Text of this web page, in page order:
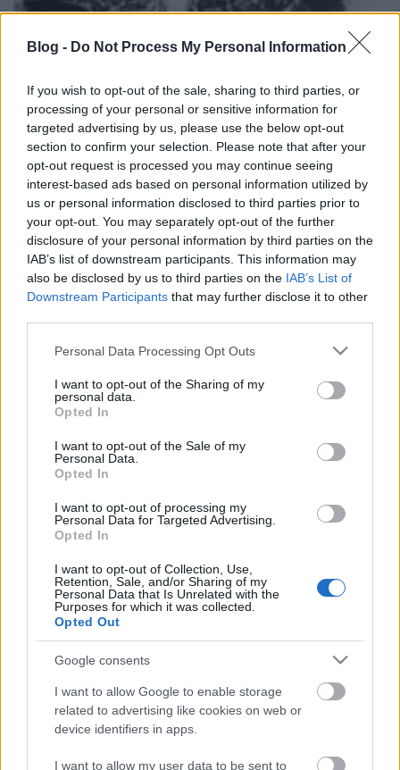
Blog - Do Not Process My Personal Information
If you wish to opt-out of the sale, sharing to third parties, or
processing of your personal or sensitive information for
targeted advertising by us, please use the below opt-out
section to confirm your selection. Please note that after your
opt-out request is processed you may continue seeing
interest-based ads based on personal information utilized by
us or personal information disclosed to third parties prior to
your opt-out. You may separately opt-out of the further
disclosure of your personal information by third parties on the
IAB’s list of downstream participants. This information may
also be disclosed by us to third parties on the IAB’s List of
Downstream Participants that may further disclose it to other
Please note that this website/app uses one or more Google
not limited to your visit or usage behaviour. You may click to
grant or deny consent to Google and its third-party tags to
use your data for below specified purposes in below Google
consent section.
Personal Data Processing Opt Outs
I want to opt-out of the Sharing of my
personal data.
Opted In
I want to opt-out of the Sale of my
Personal Data.
Opted In
I want to opt-out of processing my
Personal Data for Targeted Advertising.
Opted In
I want to opt-out of Collection, Use,
Retention, Sale, and/or Sharing of my
Personal Data that Is Unrelated with the
Purposes for which it was collected.
Opted Out
Google consents
I want to allow Google to enable storage
related to advertising like cookies on web or
device identifiers in apps.
I want to allow my user data to be sent to
Megyeri híd átadva!
fovarosi.blog.hu• 2008. október 02.
híd, Budapest legújabb hídja. Ezzel megvalósul a
körgyűrű összekötése a 2-es út és a 11-es főút között.
már csak az M7-es Letenyénél levő határhídjának
avatója maradt…
Díjat nyert a Kormányzati Negyed
fovarosi.blog.hu•2008. október 01.
Furcsa fordulatokat hoz az élet: a Kormányzati
Negyed elbukott, meg nem valósuló első helyezett
terve díjat nyert a Holcim Foundation for
Sustainable Construction (Holcim Alapítvány a
Fenntartható Építészetért) európai pályázatán!
Janesch Péter Madridban vehette át a díjat és a…